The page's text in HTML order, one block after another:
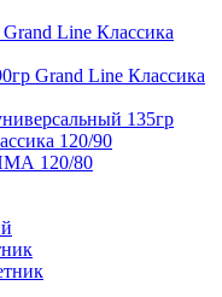
Line Классика
Grand Line Классика
135гр
120/90
120/80